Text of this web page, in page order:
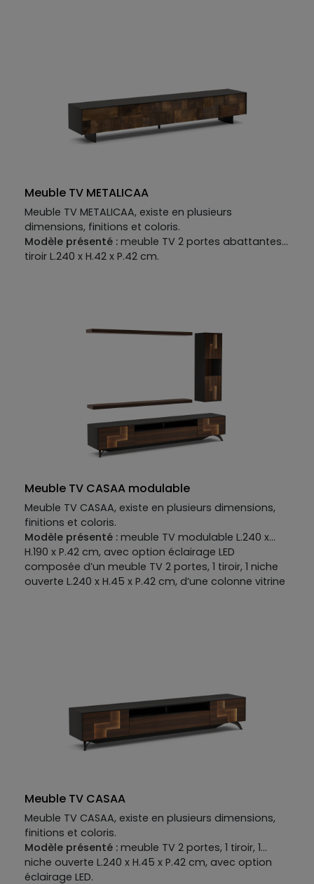
Meuble TV METALICAA
Meuble TV METALICAA, existe en plusieurs
dimensions, finitions et coloris.
Modèle présenté :meuble TV 2 portes abattantes, 1
tiroir L.240 x H.42 x P.42 cm.
Meuble TV CASAA modulable
Meuble TV CASAA, existe en plusieurs dimensions,
finitions et coloris.
Modèle présenté :meuble TV modulable L.240 x
H.190 x P.42 cm, avec option éclairage LED
composée d’un meuble TV 2 portes, 1 tiroir, 1 niche
ouverte L.240 x H.45 x P.42 cm, d’une colonne vitrine
Meuble TV CASAA
Meuble TV CASAA, existe en plusieurs dimensions,
finitions et coloris.
Modèle présenté :meuble TV 2 portes, 1 tiroir, 1
niche ouverte L.240 x H.45 x P.42 cm, avec option
éclairage LED.